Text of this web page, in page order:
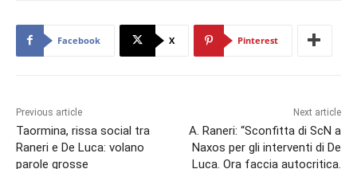
Facebook X Pinterest
Previous article
Taormina, rissa social tra
Raneri e De Luca: volano
parole grosse
Next article
A. Raneri: “Sconfitta di ScN a
Naxos per gli interventi di De
Luca. Ora faccia autocritica.